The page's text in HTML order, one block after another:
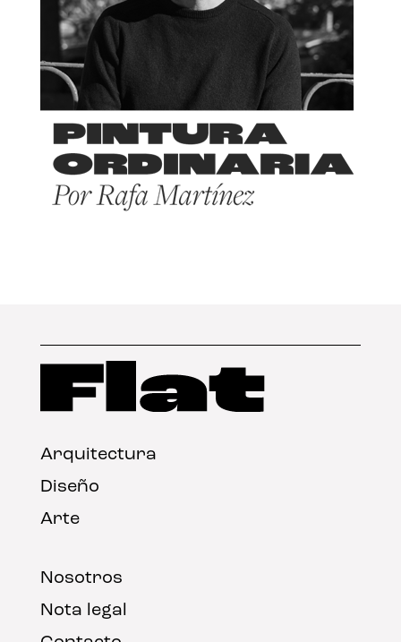
Arquitectura
Diseño
Arte
Nosotros
Nota legal